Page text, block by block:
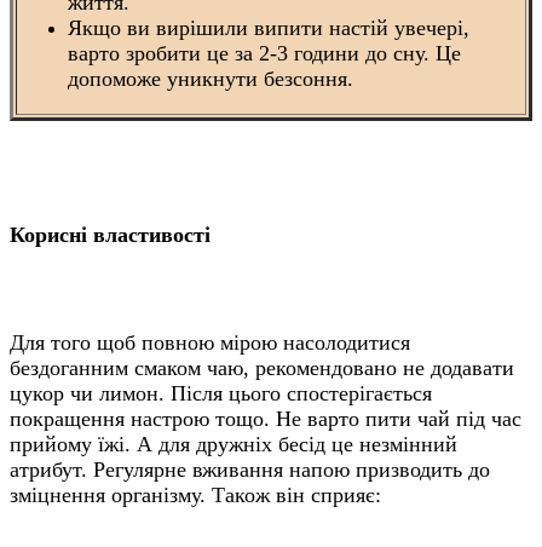
Якщо ви вирішили випити настій увечері,
варто зробити це за 2-3 години до сну. Це
допоможе уникнути безсоння.
Корисні властивості
Для того щоб повною мірою насолодитися
бездоганним смаком чаю, рекомендовано не додавати
цукор чи лимон. Після цього спостерігається
покращення настрою тощо. Не варто пити чай під час
прийому їжі. А для дружніх бесід це незмінний
атрибут. Регулярне вживання напою призводить до
зміцнення організму. Також він сприяє: